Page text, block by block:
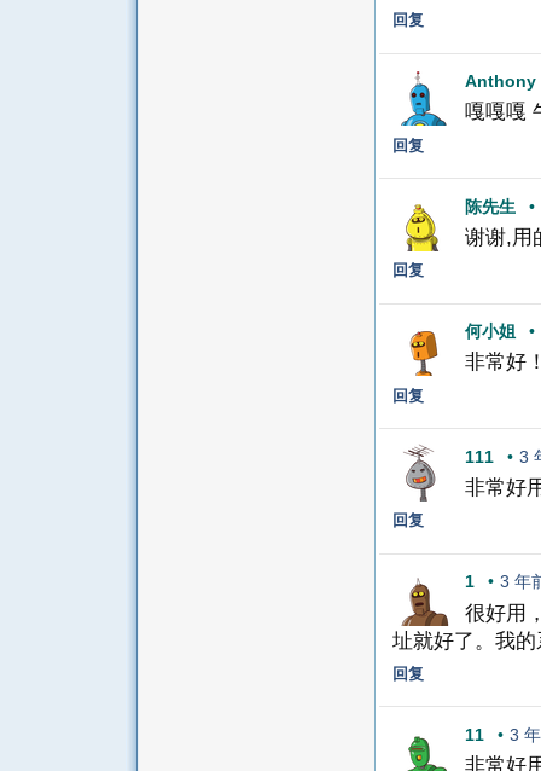
回复
Anthony
嘎嘎嘎
回复
陈先生 •
谢谢,用
回复
何小姐 •
非常好
回复
111 • 3
非常好
回复
1 • 3 年
很好用
址就好了。我
回复
11 • 3
非常好